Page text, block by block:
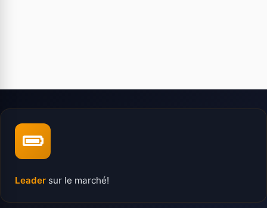
Leader sur le marché!